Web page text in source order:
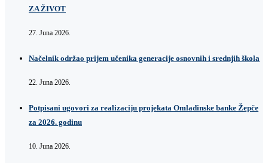
ZA ŽIVOT
27. Juna 2026.
Načelnik održao prijem učenika generacije osnovnih i srednjih škola
22. Juna 2026.
Potpisani ugovori za realizaciju projekata Omladinske banke Žepče
za 2026. godinu
10. Juna 2026.